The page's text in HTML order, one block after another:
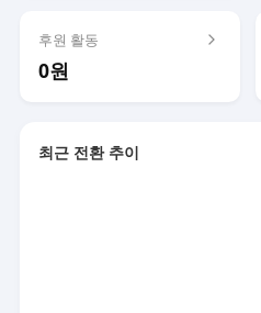
후원 활동
0원
최근 전환 추이